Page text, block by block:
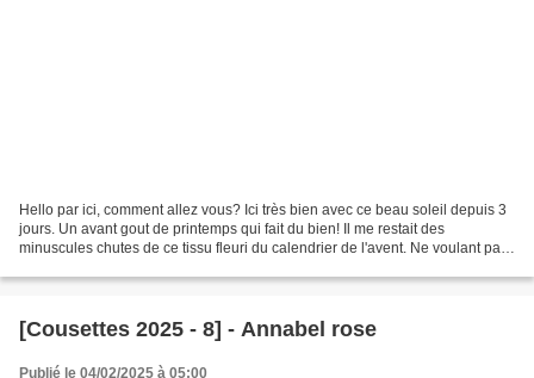
Hello par ici, comment allez vous? Ici très bien avec ce beau soleil depuis 3
jours. Un avant gout de printemps qui fait du bien! Il me restait des
minuscules chutes de ce tissu fleuri du calendrier de l'avent. Ne voulant pas
[Cousettes 2025 - 8] - Annabel rose
Publié le 04/02/2025 à 05:00